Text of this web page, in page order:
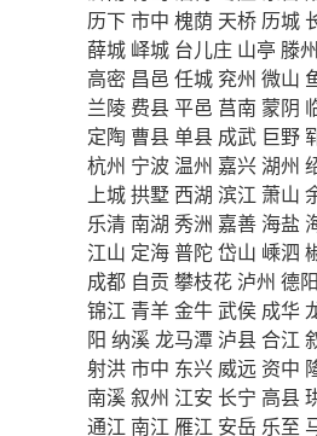
历下市中 槐荫 天桥 历城
薛城 峄城 台儿庄 山亭 滕州
高密 昌邑 任城 兖州 微山
兰陵 费县平邑 莒南 蒙阴
定陶 曹县单县 成武 巨野
杭州 宁波 温州 嘉兴湖州
上城拱墅 西湖 滨江 萧山
乐清 南湖 秀洲 嘉善 海盐
江山 定海普陀 岱山 嵊泗
成都 自贡 攀枝花 泸州 德阳
锦江 青羊金牛武侯 成华
阳 纳溪龙马潭 泸县合江
射洪市中 东兴 威远 资中
南溪叙州 江安 长宁 高县
通江 南江 雁江 安岳 乐至